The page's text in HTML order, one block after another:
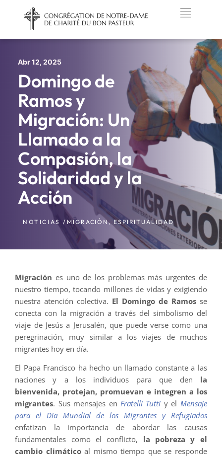
Abr 12, 2025
Domingo de
Ramos y
Migración: Un
Llamado a la
Compasión, la
Solidaridad y la
Acción
NOTICIAS / MIGRACIÓN, ESPIRITUALIDAD
Migración es uno de los problemas más urgentes de
nuestro tiempo, tocando millones de vidas y exigiendo
nuestra atención colectiva. El Domingo de Ramosse
conecta con la migración a través del simbolismo del
viaje de Jesús a Jerusalén, que puede verse como una
peregrinación, muy similar a los viajes de muchos
migrantes hoy en día.
El Papa Francisco ha hecho un llamado constante a las
naciones y a los individuos para que den la
bienvenida, protejan, promuevan e integren a los
migrantes. Sus mensajes en Fratelli Tutti y el Mensaje
para el Día Mundial de los Migrantes y Refugiados
enfatizan la importancia de abordar las causas
fundamentales como el conflicto, la pobreza y el
cambio climáticoal mismo tiempo que se responde